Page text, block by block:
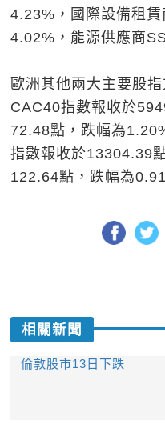
4.23%，國際設備租
4.02%，能源供應商
歐洲其他兩大主要股
CAC40指數報收於
72.48點，跌幅為
指數報收於13304.39
122.64點，跌幅為
相關新聞
倫敦股市13日下跌